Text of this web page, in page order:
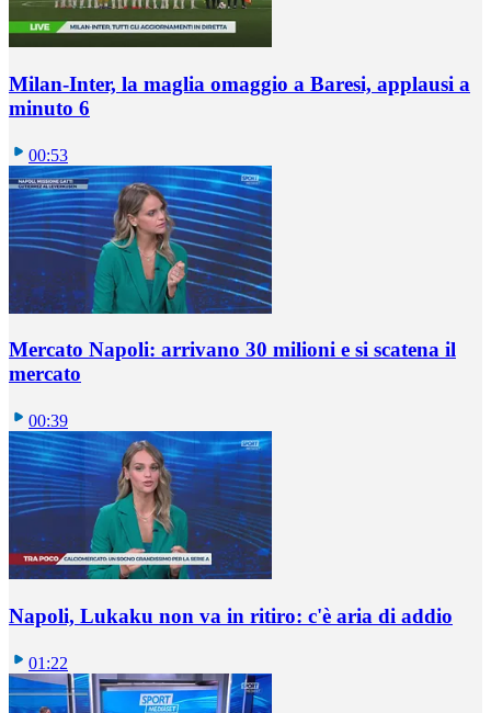
Milan-Inter, la maglia omaggio a Baresi, applausi a
minuto 6
00:53
Mercato Napoli: arrivano 30 milioni e si scatena il
mercato
00:39
Napoli, Lukaku non va in ritiro: c'è aria di addio
01:22